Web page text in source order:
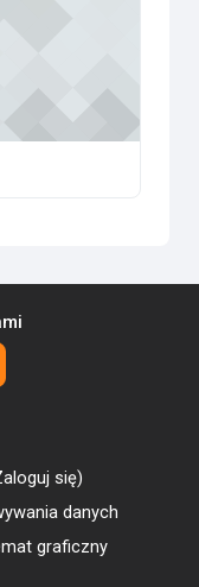
się)
danych
graficzny